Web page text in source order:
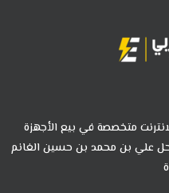
متخصصة في بيع الأجهزة
محل علي بن محمد بن حسين الغانم